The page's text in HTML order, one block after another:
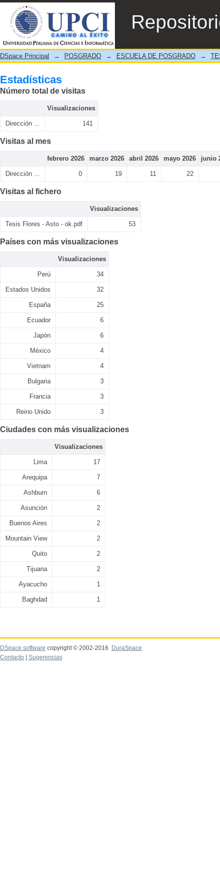
Estadísticas
DSpace Principal → POSGRADO → ESCUELA DE POSGRADO →
Estadísticas
Número total de visitas
Visualizaciones
Dirección ... 141
Visitas al mes
febrero 2026 marzo 2026 abril 2026 mayo 2026 junio
Dirección ... 0 19 11 22
Visitas al fichero
Visualizaciones
Tesis Flores - Asto - ok.pdf 53
Países con más visualizaciones
Visualizaciones
Perú 34
Estados Unidos 32
España 25
Ecuador 6
Japón 6
México 4
Vietnam 4
Bulgaria 3
Francia 3
Reino Unido 3
Ciudades con más visualizaciones
Visualizaciones
Lima 17
Arequipa 7
Ashburn 6
Asunción 2
Buenos Aires 2
Mountain View 2
Quito 2
Tijuana 2
Ayacucho 1
Baghdad 1
DSpace software copyright © 2002-2016
DuraSpace
Contacto
Sugerencias